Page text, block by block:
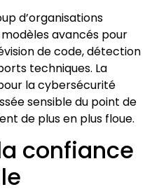
d’organisations
avancés pour
de code, détection
techniques. La
la cybersécurité
sensible du point de
de plus en plus floue.
confiance